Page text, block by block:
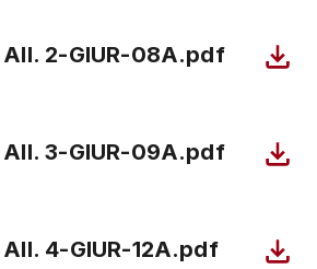
2-GIUR-08A.pdf
3-GIUR-09A.pdf
4-GIUR-12A.pdf